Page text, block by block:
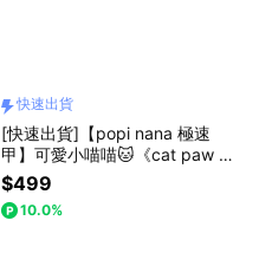
快速出貨
[快速出貨]【popi nana 極速
甲】可愛小喵喵🐱《cat paw pri
nt》手手美甲 | HN-488 (盒裝 /
每款24片) 告白禮物 七夕禮物 情
人節禮物 閨蜜禮物 好友送禮 心
$499
10.0%